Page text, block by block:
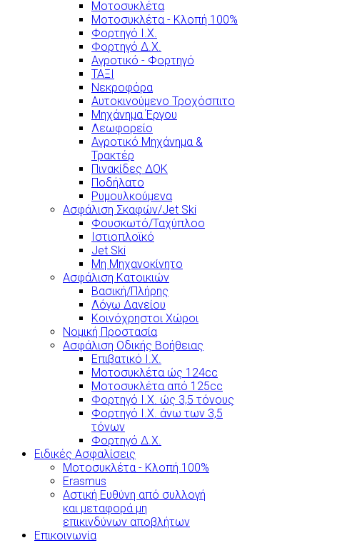
Μοτοσυκλέτα
Μοτοσυκλέτα - Κλοπή 100%
Φορτηγό Ι.Χ.
Φορτηγό Δ.Χ.
Αγροτικό - Φορτηγό
ΤΑΞΙ
Νεκροφόρα
Αυτοκινούμενο Τροχόσπιτο
Μηχάνημα Έργου
Λεωφορείο
Αγροτικό Μηχάνημα &
Τρακτέρ
Πινακίδες ΔΟΚ
Ποδήλατο
Ρυμουλκούμενα
Ασφάλιση Σκαφών/Jet Ski
Φουσκωτό/Ταχύπλοο
Ιστιοπλοϊκό
Jet Ski
Μη Μηχανοκίνητο
Ασφάλιση Κατοικιών
Βασική/Πλήρης
Λόγω Δανείου
Κοινόχρηστοι Χώροι
Νομική Προστασία
Ασφάλιση Οδικής Βοήθειας
Επιβατικό Ι.Χ.
Μοτοσυκλέτα ώς 124cc
Μοτοσυκλέτα από 125cc
Φορτηγό Ι.Χ. ώς 3,5 τόνους
Φορτηγό Ι.Χ. άνω των 3,5
τόνων
Φορτηγό Δ.Χ.
Ειδικές Ασφαλίσεις
Μοτοσυκλέτα - Κλοπή 100%
Erasmus
Αστική Ευθύνη από συλλογή
και μεταφορά μη
επικινδύνων αποβλήτων
Επικοινωνία